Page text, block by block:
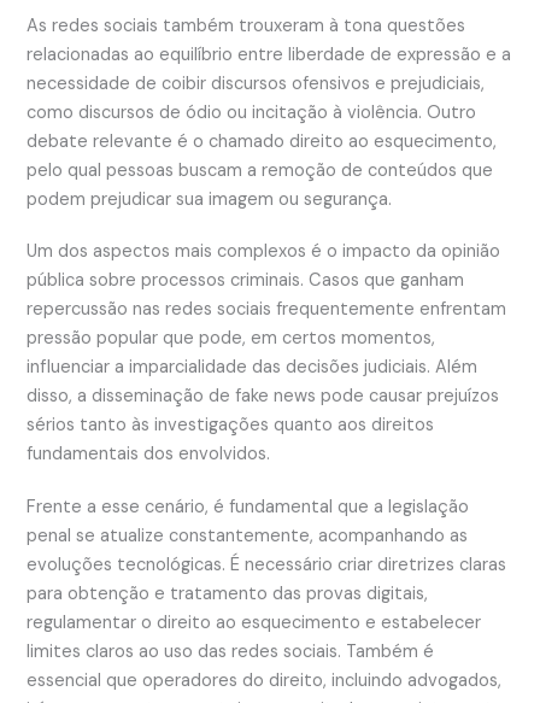
As redes sociais também trouxeram à tona questões
relacionadas ao equilíbrio entre liberdade de expressão e a
necessidade de coibir discursos ofensivos e prejudiciais,
como discursos de ódio ou incitação à violência. Outro
debate relevante é o chamado direito ao esquecimento,
pelo qual pessoas buscam a remoção de conteúdos que
podem prejudicar sua imagem ou segurança.
Um dos aspectos mais complexos é o impacto da opinião
pública sobre processos criminais. Casos que ganham
repercussão nas redes sociais frequentemente enfrentam
pressão popular que pode, em certos momentos,
influenciar a imparcialidade das decisões judiciais. Além
disso, a disseminação de fake news pode causar prejuízos
sérios tanto às investigações quanto aos direitos
fundamentais dos envolvidos.
Frente a esse cenário, é fundamental que a legislação
penal se atualize constantemente, acompanhando as
evoluções tecnológicas. É necessário criar diretrizes claras
para obtenção e tratamento das provas digitais,
regulamentar o direito ao esquecimento e estabelecer
limites claros ao uso das redes sociais. Também é
essencial que operadores do direito, incluindo advogados,